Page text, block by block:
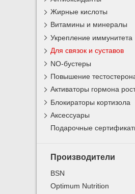
Жирные кислоты
Витамины и минералы
Укрепление иммунитета
Для связок и суставов
NO-бустеры
Повышение
Активаторы гормона
Блокираторы кортизола
Аксессуары
Подарочные
Производители
BSN
Optimum Nutrition